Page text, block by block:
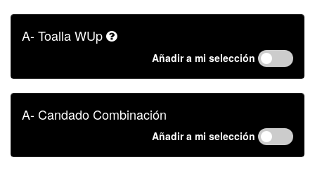
A- Toalla WUp
Añadir a mi selección
A- Candado Combinación
Añadir a mi selección